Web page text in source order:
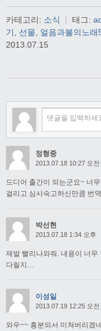
카테고리: 소식 | 태그:
기
선물 얼음과불의노래
2013.07.15
정형중
2013.07.18 10:27 오전
드디어 출간이 되는군요~ 너
걸리고 심사숙고하신만큼 번
박선현
2013.07.18 1:34 오후
제발 빨리나와줘. 내용이 너무
다릴지…
이성일
2013.07.19 12:25 오전
와우~~ 흥분되서 미쳐버리겠